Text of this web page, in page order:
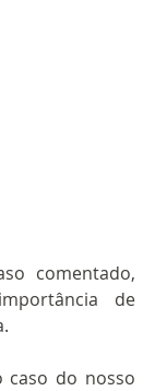
comentado,
de
caso do nosso